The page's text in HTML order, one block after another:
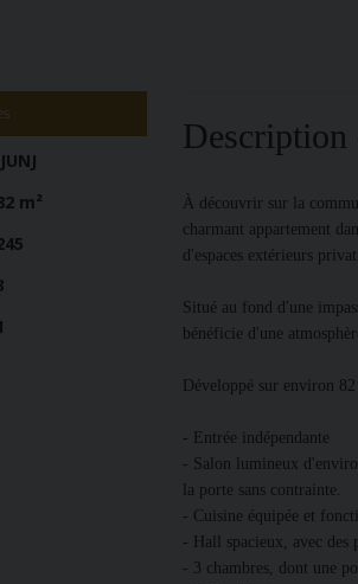
m²
Description
À découvrir sur la
charmant appartement
d'espaces extérieurs
Situé au fond d'une
bénéficie d'une
Développé sur environ
- Entrée indépendante
- Salon lumineux
la porte sans contrainte.
- Cuisine équipée et
- Hall spacieux, avec des
- 3 chambres, dont une